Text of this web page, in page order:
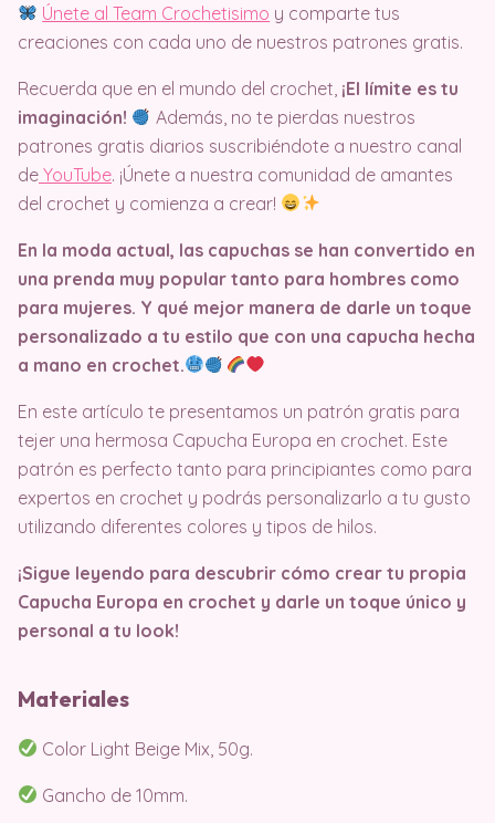
Únete al Team Crochetisimo y comparte tus
creaciones con cada uno de nuestros patrones gratis.
Recuerda que en el mundo del crochet, ¡El límite es tu
imaginación!
Además, no te pierdas nuestros
patrones gratis diarios suscribiéndote a nuestro canal
de YouTube. ¡Únete a nuestra comunidad de amantes
del crochet y comienza a crear!
En la moda actual, las capuchas se han convertido en
una prenda muy popular tanto para hombres como
para mujeres. Y qué mejor manera de darle un toque
personalizado a tu estilo que con una capucha hecha
a mano en crochet.
En este artículo te presentamos un patrón gratis para
tejer una hermosa Capucha Europa en crochet. Este
patrón es perfecto tanto para principiantes como para
expertos en crochet y podrás personalizarlo a tu gusto
utilizando diferentes colores y tipos de hilos.
¡Sigue leyendo para descubrir cómo crear tu propia
Capucha Europa en crochet y darle un toque único y
personal a tu look!
Materiales
Color Light Beige Mix, 50g.
Gancho de 10mm.